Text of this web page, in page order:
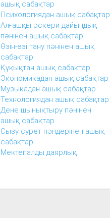
ашық сабақтар
Психологиядан ашық сабақтар
Алғашқы әскери дайындық
пәнінен ашық сабақтар
Өзін-өзі тану пәнінен ашық
сабақтар
Құқықтан ашық сабақтар
Экономикадан ашық сабақтар
Музыкадан ашық сабақтар
Технологиядан ашық сабақтар
Дене шынықтыру пәнінен
ашық сабақтар
Сызу сурет пәндерінен ашық
сабақтар
Мектепалды даярлық